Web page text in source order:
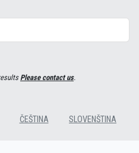
Please contact us.
ČEŠTINA SLOVENŠTINA